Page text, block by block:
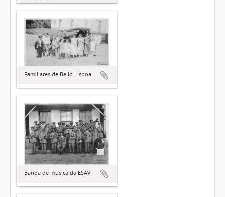
Familiares de Bello Lisboa
Banda de música da ESAV